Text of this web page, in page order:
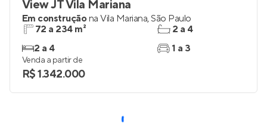
View JT Vila Mariana
Em construçãona Vila Mariana,São Paulo
72 a 234 m²
2 a 4
2 a 4
1 a 3
Venda a partir de
R$ 1.342.000